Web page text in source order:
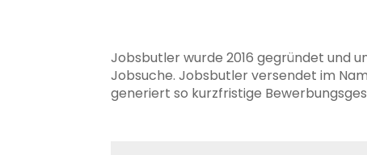
Jobsbutler wurde 2016 gegründet und
Jobsuche. Jobsbutler versendet im
generiert so kurzfristige